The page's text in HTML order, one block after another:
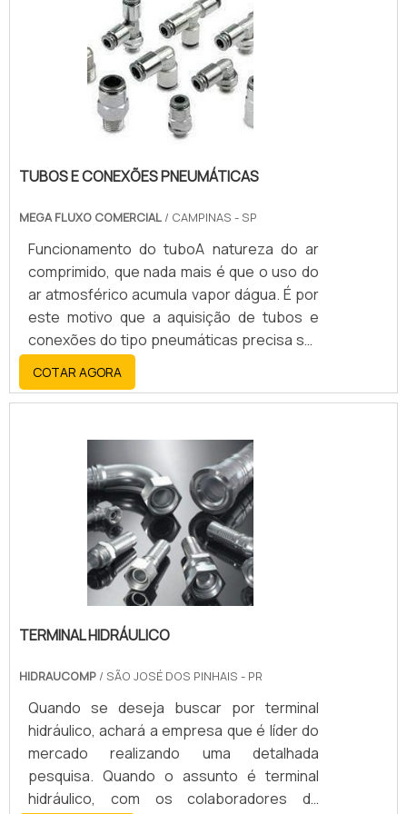
estrutura que hoje conta com escritório de
alta qualidade onde são realizadas as
atividades e estrutura suficiente para
atender todas as demandas. Esses
fatores, somados a um time com
colaboradores proativos e funcionários
eficientes, fecham todo o ciclo de entrega
com excelência para toda a carteira de
site e saber mais sobre a empresa, os
e por este motivo são comumente
fabricadas com aço reforçado na parte
interna, e revestimento externo flexível.
TUBOS E CONEXÕES PNEUMÁTICAS
MEGA FLUXO COMERCIAL / CAMPINAS - SP
Funcionamento do tuboA natureza do ar
comprimido, que nada mais é que o uso do
ar atmosférico acumula vapor dágua. É por
este motivo que a aquisição de tubos e
conexões do tipo pneumáticas precisa ser
feita com uma empresa responsável e que
garanta a qualidade dos produtos.Nos dias
atuais, a utilização de tubos e conexões
quem deseja atuar com os mais modernos
padrões de segurança estabelecidos por
organizações competentes.Diversidade
em modelosO uso de.
COTAR AGORA
TERMINAL HIDRÁULICO
HIDRAUCOMP / SÃO JOSÉ DOS PINHAIS - PR
Quando se deseja buscar por terminal
hidráulico, achará a empresa que é líder do
mercado realizando uma detalhada
pesquisa. Quando o assunto é terminal
hidráulico, com os colaboradores da